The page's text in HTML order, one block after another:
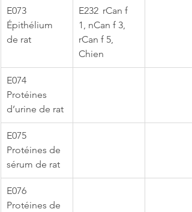
​E073
Épithélium
de rat
E232	rCan f
1, nCan f 3,
rCan f 5,
Chien
​E074
Protéines
d’urine de rat
​E075
Protéines de
sérum de rat
​E076
Protéines de